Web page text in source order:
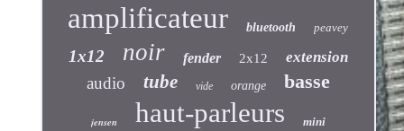
amplificateur bluetooth peavey
1x12 noir fender 2x12 extension
audio tube vide orange basse
jensen haut-parleurs mini